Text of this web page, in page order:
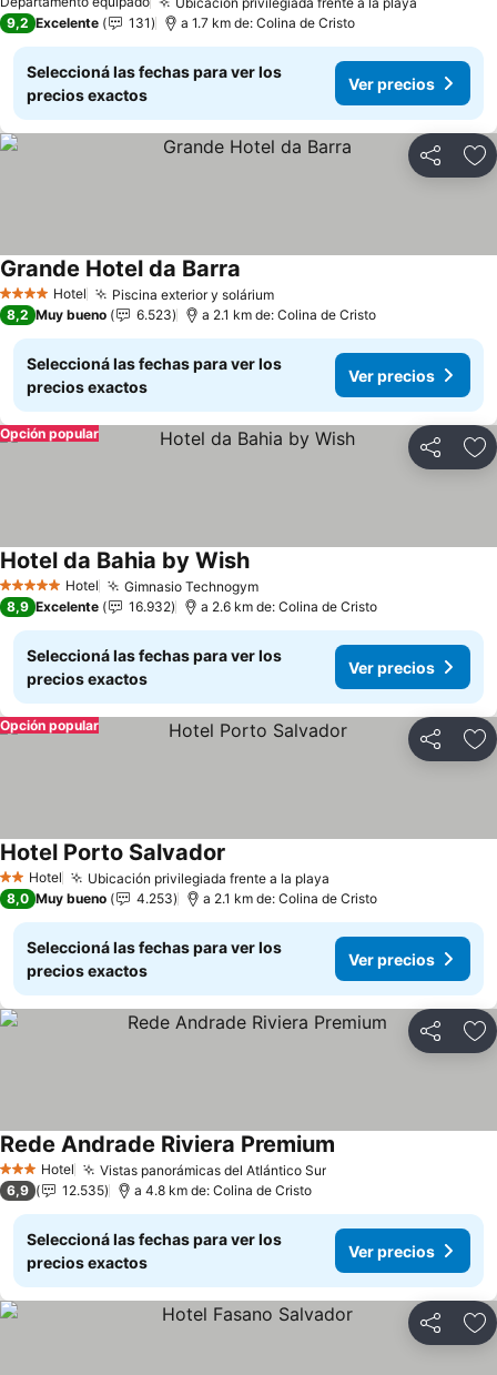
9,2 Excelente 131 a 1.7 km de: Colina de Cristo
Seleccioná las fechas para ver los
precios exactos
Ver precios
Compartir
4 EstrellasHotel Piscina exterior y soláriumVer precios
Grande Hotel da Barra
8,2 Muy bueno 6.523 a 2.1 km de: Colina de Cristo
Seleccioná las fechas para ver los
precios exactos
Ver precios
Compartir
Opción popular
5 Estrellas Hotel Gimnasio TechnogymVer precios
Hotel da Bahia by WishVer precios
8,9 Excelente 16.932 a 2.6 km de: Colina de Cristo
Seleccioná las fechas para ver los
precios exactos
Ver precios
Compartir
Opción popular
2 Estrellas
Hotel Ubicación privilegiada frente a la playa
Hotel Porto Salvador
8,0 Muy bueno 4.253 a 2.1 km de: Colina de Cristo
Seleccioná las fechas para ver los
precios exactos
Ver precios
Compartir
3 Estrellas
Hotel Vistas panorámicas del Atlántico SurVer precios
Rede Andrade Riviera Premium
6,9 12.535 a 4.8 km de: Colina de Cristo
Seleccioná las fechas para ver los
precios exactos
Ver precios
Compartir